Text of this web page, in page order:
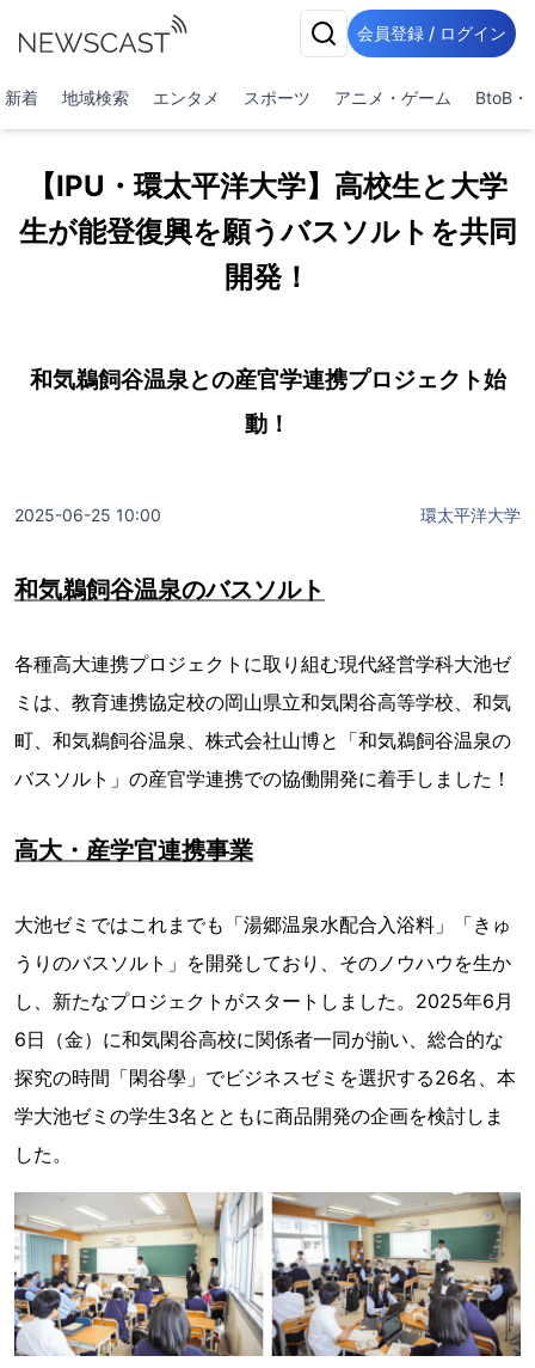
会員登録 / ログイン
新着 地域検索 エンタメ スポーツ アニメ・ゲーム BtoB・
【IPU・環太平洋大学】高校生と大学
生が能登復興を願うバスソルトを共同
開発！
和気鵜飼谷温泉との産官学連携プロジェクト始
動！
2025-06-25 10:00 環太平洋大学
和気鵜飼谷温泉のバスソルト
各種高大連携プロジェクトに取り組む現代経営学科大池ゼ
ミは、教育連携協定校の岡山県立和気閑谷高等学校、和気
町、和気鵜飼谷温泉、株式会社山博と「和気鵜飼谷温泉の
バスソルト」の産官学連携での協働開発に着手しました！
高大・産学官連携事業
大池ゼミではこれまでも「湯郷温泉水配合入浴料」「きゅ
うりのバスソルト」を開発しており、そのノウハウを生か
し、新たなプロジェクトがスタートしました。2025年6月
6日（金）に和気閑谷高校に関係者一同が揃い、総合的な
探究の時間「閑谷學」でビジネスゼミを選択する26名、本
学大池ゼミの学生3名とともに商品開発の企画を検討しま
した。